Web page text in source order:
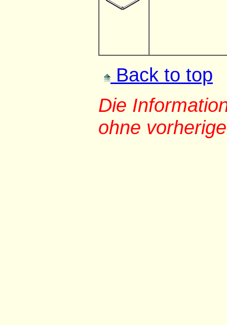
Back to top
Die
ohne